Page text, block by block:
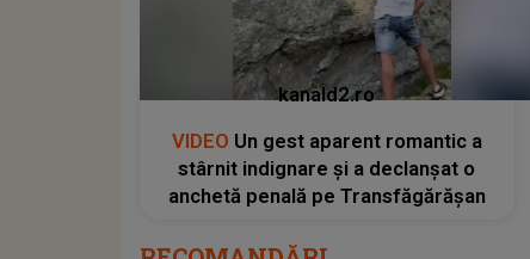
kanald2.ro
VIDEO Un gest aparent romantic a
stârnit indignare și a declanșat o
anchetă penală pe Transfăgărășan